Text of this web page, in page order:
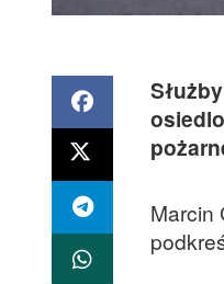
Marcin